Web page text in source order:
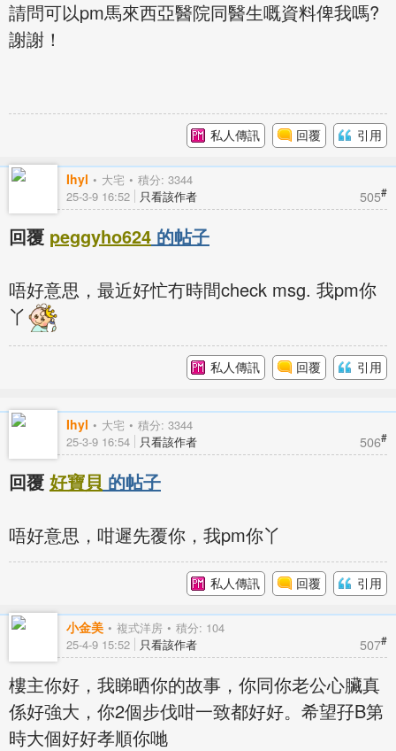
請問可以pm馬來西亞醫院同醫生嘅資料俾我嗎?
謝謝！
私人傳訊 回覆 引用
Ihyl 大宅 積分: 3344
505#
25-3-9 16:52 只看該作者
回覆 peggyho624 的帖子
唔好意思，最近好忙冇時間check msg. 我pm你
丫
私人傳訊 回覆 引用
Ihyl 大宅 積分: 3344
506#
25-3-9 16:54 只看該作者
回覆 好寶貝 的帖子
唔好意思，咁遲先覆你，我pm你丫
私人傳訊 回覆 引用
小金美 複式洋房 積分: 104
507#
25-4-9 15:52 只看該作者
樓主你好，我睇晒你的故事，你同你老公心臟真
係好強大，你2個步伐咁一致都好好。希望孖B第
時大個好好孝順你哋